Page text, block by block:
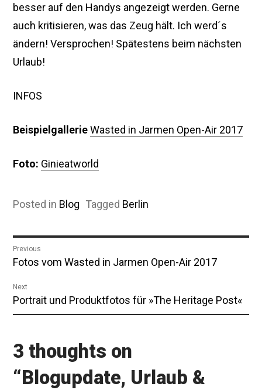
besser auf den Handys angezeigt werden. Gerne
auch kritisieren, was das Zeug hält. Ich werd´s
ändern! Versprochen! Spätestens beim nächsten
Urlaub!
INFOS
BeispielgallerieWasted in Jarmen Open-Air 2017
Foto: Ginieatworld
Posted in Blog Tagged Berlin
Beitragsnavigation
Previous
Previous
Fotos vom Wasted in Jarmen Open-Air 2017
Next
Next
post:
Portrait und Produktfotos für »The Heritage Post«
3 thoughts on
“Blogupdate, Urlaub &